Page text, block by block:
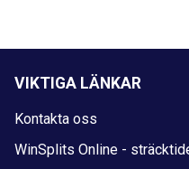
VIKTIGA LÄNKAR
Kontakta oss
WinSplits Online -